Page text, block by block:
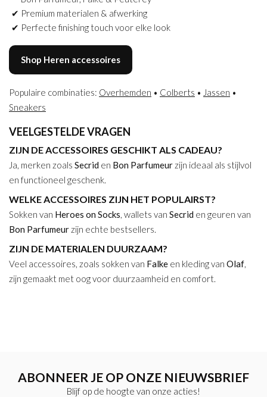
Premium materialen & afwerking
Perfecte finishing touch voor elke look
Shop Heren accessoires
Populaire combinaties: Overhemden • Colberts • Jassen •
Sneakers
VEELGESTELDE VRAGEN
ZIJN DE ACCESSOIRES GESCHIKT ALS CADEAU?
Ja, merken zoals Secrid en Bon Parfumeurzijn ideaal als stijlvol
en functioneel geschenk.
WELKE ACCESSOIRES ZIJN HET POPULAIRST?
Sokken van Heroes on Socks , wallets van Secrid en geuren van
Bon Parfumeurzijn echte bestsellers.
ZIJN DE MATERIALEN DUURZAAM?
Veel accessoires, zoals sokken van Falke en kleding van Olaf
zijn gemaakt met oog voor duurzaamheid en comfort.
ABONNEER JE OP ONZE NIEUWSBRIEF
Blijf op de hoogte van onze acties!